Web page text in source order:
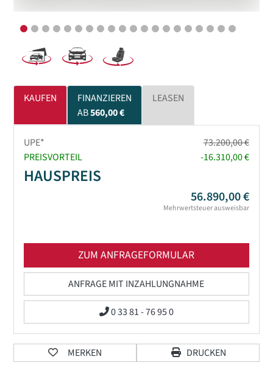
KAUFEN
FINANZIEREN
AB560,00 €
LEASEN
UPE*
73.200,00 €
PREISVORTEIL
-16.310,00 €
HAUSPREIS
56.890,00 €
Mehrwertsteuer ausweisbar
ZUM ANFRAGEFORMULAR
ANFRAGE MIT INZAHLUNGNAHME
0 33 81 - 76 95 0
MERKEN DRUCKEN